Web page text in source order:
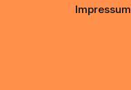
Impressum